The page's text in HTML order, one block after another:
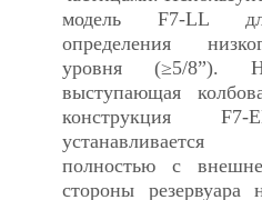
модель F7-LL
определения
уровня (≥5/8”).
выступающая
конструкция F7-
устанавливается
полностью с
стороны резервуара